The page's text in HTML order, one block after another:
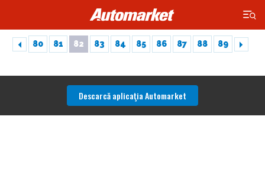
×
80 81 82 83 84 85 86 87 88 89
Descarcă aplicaţia Automarket